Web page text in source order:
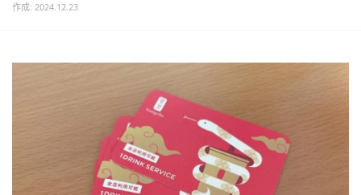
作成: 2024.12.23